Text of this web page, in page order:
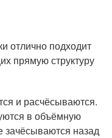
отлично подходит
прямую структуру
и расчёсываются.
в объёмную
назад